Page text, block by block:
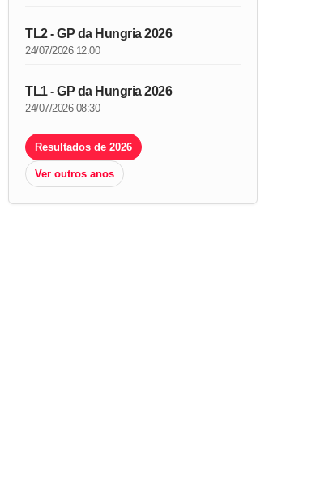
TL2 - GP da Hungria 2026
24/07/2026 12:00
TL1 - GP da Hungria 2026
24/07/2026 08:30
Resultados de 2026
Ver outros anos